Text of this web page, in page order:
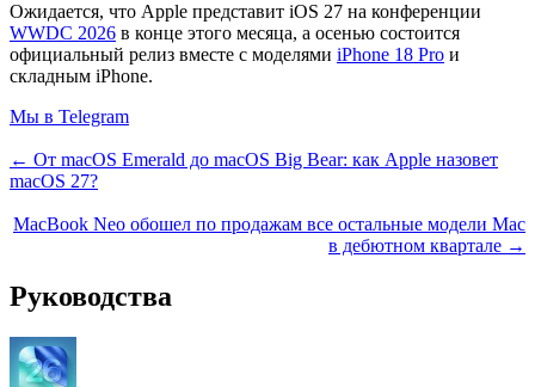
Ожидается, что Apple представит ‌iOS 27‌ на конференции
WWDC 2026 в конце этого месяца, а осенью состоится
официальный релиз вместе с моделями iPhone 18 Pro и
складным iPhone.
Мы в Telegram
← От macOS Emerald до macOS Big Bear: как Apple назовет
macOS 27?
MacBook Neo обошел по продажам все остальные модели Mac
в дебютном квартале →
Руководства